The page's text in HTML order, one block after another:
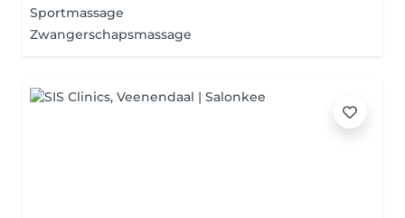
Sportmassage
Zwangerschapsmassage